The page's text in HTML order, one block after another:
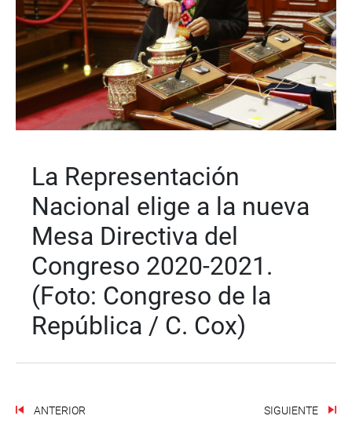
La Representación
Nacional elige a la nueva
Mesa Directiva del
Congreso 2020-2021.
(Foto: Congreso de la
República / C. Cox)
ANTERIOR SIGUIENTE